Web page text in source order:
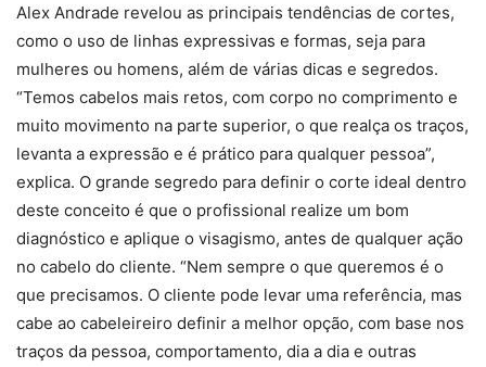
Alex Andrade revelou as principais tendências de cortes,
como o uso de linhas expressivas e formas, seja para
mulheres ou homens, além de várias dicas e segredos.
“Temos cabelos mais retos, com corpo no comprimento e
muito movimento na parte superior, o que realça os traços,
levanta a expressão e é prático para qualquer pessoa”,
explica. O grande segredo para definir o corte ideal dentro
deste conceito é que o profissional realize um bom
diagnóstico e aplique o visagismo, antes de qualquer ação
no cabelo do cliente. “Nem sempre o que queremos é o
que precisamos. O cliente pode levar uma referência, mas
cabe ao cabeleireiro definir a melhor opção, com base nos
traços da pessoa, comportamento, dia a dia e outras